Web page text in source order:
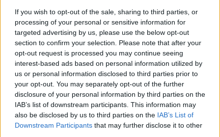
If you wish to opt-out of the sale, sharing to third parties, or
processing of your personal or sensitive information for
targeted advertising by us, please use the below opt-out
section to confirm your selection. Please note that after your
opt-out request is processed you may continue seeing
interest-based ads based on personal information utilized by
us or personal information disclosed to third parties prior to
your opt-out. You may separately opt-out of the further
disclosure of your personal information by third parties on the
IAB’s list of downstream participants. This information may
also be disclosed by us to third parties on the IAB’s List of
Downstream Participants that may further disclose it to other
Ébredés után állsz mérlegre? Rosszul
teszed, nem az a valódi súlyod!
EZ IS ÉRDEKELHET: